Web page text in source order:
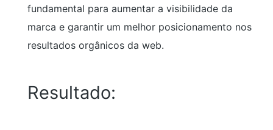
fundamental para aumentar a visibilidade da
marca e garantir um melhor posicionamento nos
resultados orgânicos da web.
Resultado: